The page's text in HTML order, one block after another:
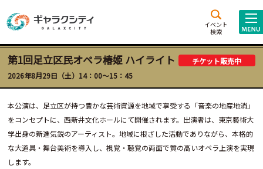
イベント
検索
施設案内
こども
未来創造館
西新井
文化ホール
施設･
アトラクション
ギャラクシティとは
施設貸出･団体利用
こどもみーてぃんぐ
第1回足立区民オペラ椿姫 ハイライト
2026年8月29日（土）14：00～15：45
チケット販売中
本公演は、足立区が持つ豊かな芸術資源を地域で享受する「音楽の地産地消」
をコンセプトに、西新井文化ホールにて開催されます。出演者は、東京藝術大
学出身の新進気鋭のアーティスト。地域に根ざした活動でありながら、本格的
な大道具・舞台美術を導入し、視覚・聴覚の両面で質の高いオペラ上演を実現
します。